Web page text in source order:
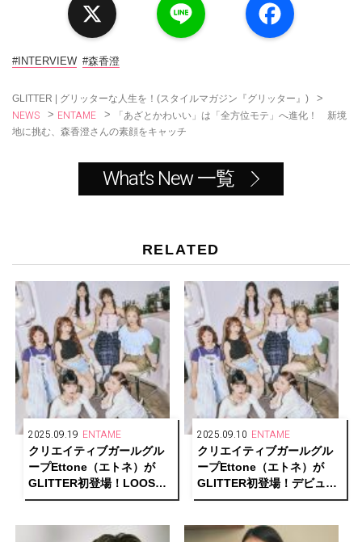
a
c
#INTERVIEW #森香澄
GLITTER | グリッターな人生を！(スタイルマガジン『グリッター』) >
NEWS > ENTAME >
「あざとかわいい」は「全方位モテ」へ進化！ 新境
地に挑む、森香澄さんの素顔をキャッチ
What's New 一覧
RELATED
2025.09.19 ENTAME
クリエイティブガールグル
ープEttone（エトネ）が
GLITTER初登場！LOOSE
POPSで描く等身大の輝き
2025.09.10 ENTAME
クリエイティブガールグル
ープEttone（エトネ）が
GLITTER初登場！デビュー
に向けた7人の想いとは【前